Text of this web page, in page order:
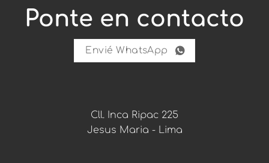
u
n
d
a
Ponte en contacto
Envié WhatsApp
Cll. Inca Ripac 225
Jesus Maria - Lima